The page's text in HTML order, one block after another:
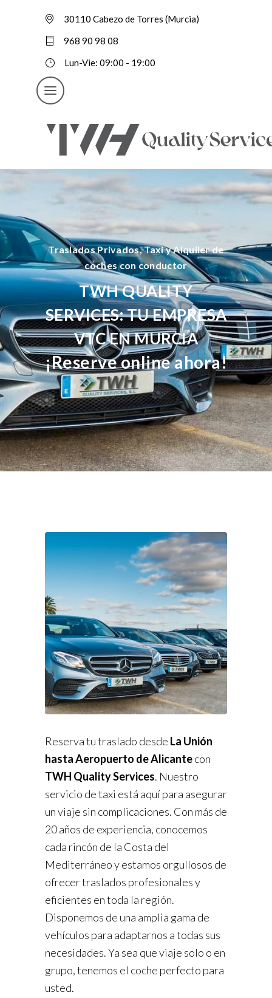
30110 Cabezo de Torres (Murcia)
968 90 98 08
Lun-Vie: 09:00 - 19:00
Traslados Privados, Taxi y Alquiler de
coches con conductor
TWH QUALITY
SERVICES: TU EMPRESA
VTC EN MURCIA
¡Reserve online ahora!
Reserva tu traslado desde La Unión
hasta Aeropuerto de Alicantecon
TWH Quality Services. Nuestro
servicio de taxi está aquí para asegurar
un viaje sin complicaciones. Con más de
20 años de experiencia, conocemos
cada rincón de la Costa del
Mediterráneo y estamos orgullosos de
ofrecer traslados profesionales y
eficientes en toda la región.
Disponemos de una amplia gama de
vehículos para adaptarnos a todas sus
necesidades. Ya sea que viaje solo o en
grupo, tenemos el coche perfecto para
usted.